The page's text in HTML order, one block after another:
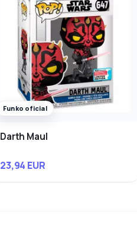
Funko oficial
Darth Maul
23,94 EUR